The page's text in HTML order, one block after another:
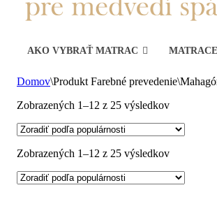
AKO VYBRAŤ MATRAC MATRACE
Domov\Produkt Farebné prevedenie\
Zobrazených 1–12 z 25 výsledkovZoradené
popularity
Zobrazených 1–12 z 25 výsledkovZoradené
popularity